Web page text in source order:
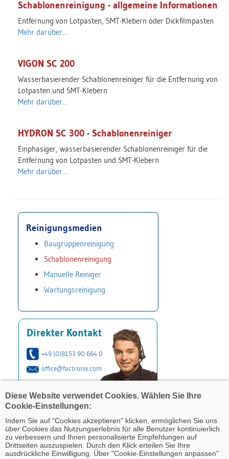
Diese Website verwendet Cookies. Wählen Sie Ihre
Cookie-Einstellungen:
Indem Sie auf "Cookies akzeptieren" klicken, ermöglichen Sie uns
über Cookies das Nutzungserlebnis für alle Benutzer kontinuierlich
zu verbessern und Ihnen personalisierte Empfehlungen auf
Drittseiten auszuspielen. Durch den Klick erteilen Sie Ihre
ausdrückliche Einwilligung. Über "Cookie-Einstellungen anpassen"
Schablonenreinigung - allgemeine Informationen
Entfernung von Lotpasten, SMT-Klebern oder Dickfilmpasten
Mehr darüber...
VIGON SC 200
Wasserbasierender Schablonenreiniger für die Entfernung von
Lotpasten und SMT-Klebern
Mehr darüber...
HYDRON SC 300 - Schablonenreiniger
Einphasiger, wasserbasierender Schablonenreiniger für die
Entfernung von Lotpasten und SMT-Klebern
Mehr darüber...
Reinigungsmedien
Baugruppenreinigung
Schablonenreinigung
Manuelle Reiniger
Wartungsreinigung
Direkter Kontakt
+49 (0)8153 90 664 0
office@factronix.com